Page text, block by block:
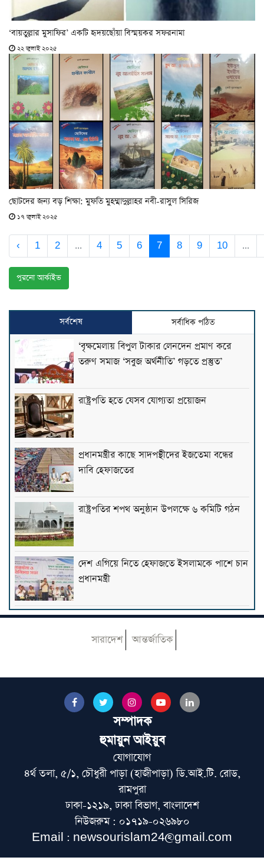
‘বায়তুল্লার মুসাফির’ একটি হৃদয়ছোঁয়া বিস্ময়কর সফরনামা
২২ জুলাই ২০২৫
ছোটদের জন্য বড় শিক্ষা: মুফতি মুহম্মাদুল্লাহর নবী-রাসুল সিরিজ
১৭ জুলাই ২০২৫
‹ 1 2 ... 4 5 6 7 8 9 10 ...
পুরনো আর্কাইভ
সর্বশেষ সর্বাধিক পঠিত
‘বৃক্ষমেলায় বিপুল টাকার লেনদেন প্রমাণ করে
তরুণ সমাজ ‘সবুজ অর্থনীতি’ গড়তে প্রস্তুত’
রাষ্ট্রপতি হতে যেসব যোগ্যতা প্রয়োজন
প্রধানমন্ত্রীর কাছে সাদপন্থীদের ইজতেমা বন্ধের
দাবি হেফাজতের
রাষ্ট্রপতির শপথ অনুষ্ঠান উপলক্ষে ৬ কমিটি গঠন
দেশ এগিয়ে নিতে হেফাজতে ইসলামকে পাশে চান
প্রধানমন্ত্রী
রাষ্ট্রপতি পদে বিএনপির প্রার্থী হতে যাচ্ছেন মির্জা
ফখরুল
‘আলেমদের সঙ্গে প্রধানমন্ত্রীর মুলাকাতের
ধারাবাহিকতা বজায় থাকলে কল্যাণের উপলক্ষ
দাখিলের ফল প্রকাশ আগামীকাল, জানবেন
যেভাবে
‘স্বৈরাচারী আমলে দেশের জ্বালানি ও বিদ্যুৎ খাত
ব্যক্তিস্বার্থে পরিচালিত হয়েছে’
সারাদেশ আন্তর্জাতিক
সম্পাদক
হুমায়ুন আইয়ুব
যোগাযোগ
৪র্থ তলা, ৫/১, চৌধুরী পাড়া (হাজীপাড়া) ডি.আই.টি. রোড,
রামপুরা
ঢাকা-১২১৯, ঢাকা বিভাগ, বাংলাদেশ
নিউজরুম : ০১৭১৯-০২৬৯৮০
Email : newsourislam24@gmail.com